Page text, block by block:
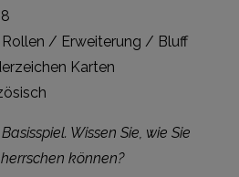
/ Erweiterung / Bluff
Karten
Wissen Sie, wie Sie
können?